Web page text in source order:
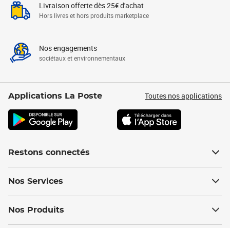
Livraison offerte dès 25€ d'achat
Hors livres et hors produits marketplace
Nos engagements
sociétaux et environnementaux
Applications La Poste Toutes nos applications
Restons connectés
Nos Services
Nos Produits